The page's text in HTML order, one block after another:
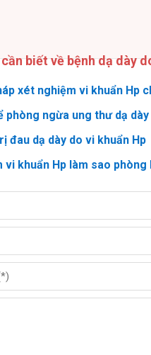
biết về bệnh dạ dày
xét nghiệm vi khuẩn Hp
phòng ngừa ung thư dạ dày
đau dạ dày do vi khuẩn Hp
vi khuẩn Hp làm sao